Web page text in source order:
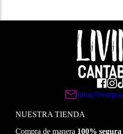
NUESTRA TIENDA
Compra de manera 100% segura